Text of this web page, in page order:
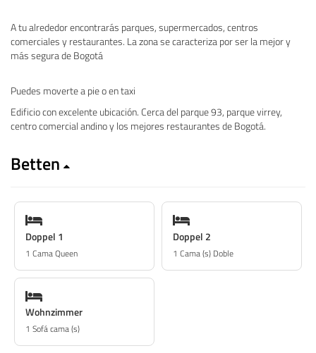
A tu alrededor encontrarás parques, supermercados, centros
comerciales y restaurantes. La zona se caracteriza por ser la mejor y
más segura de Bogotá
Puedes moverte a pie o en taxi
Edificio con excelente ubicación. Cerca del parque 93, parque virrey,
centro comercial andino y los mejores restaurantes de Bogotá.
Betten
Doppel 1
1 Cama Queen
Doppel 2
1 Cama (s) Doble
Wohnzimmer
1 Sofá cama (s)